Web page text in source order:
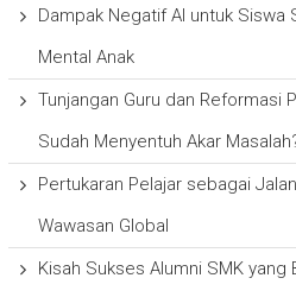
Dampak Negatif AI untuk Siswa
Mental Anak
Tunjangan Guru dan Reformasi
Sudah Menyentuh Akar
Pertukaran Pelajar sebagai
Wawasan Global
Kisah Sukses Alumni SMK